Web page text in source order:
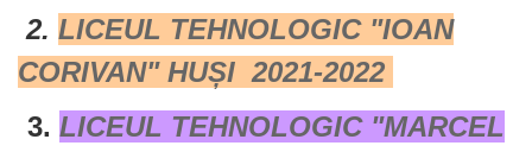
2. LICEUL TEHNOLOGIC "IOAN
CORIVAN" HUȘI 2021-2022
3. LICEUL TEHNOLOGIC "MARCEL